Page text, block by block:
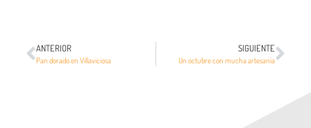
ANTERIOR
Pan dorado en Villaviciosa
SIGUIENTE
Un octubre con mucha artesanía